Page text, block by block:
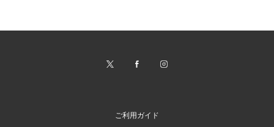
ご利用ガイド